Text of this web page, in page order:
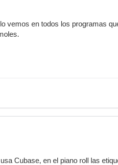
vemos en todos los programas
Cubase, en el piano roll las